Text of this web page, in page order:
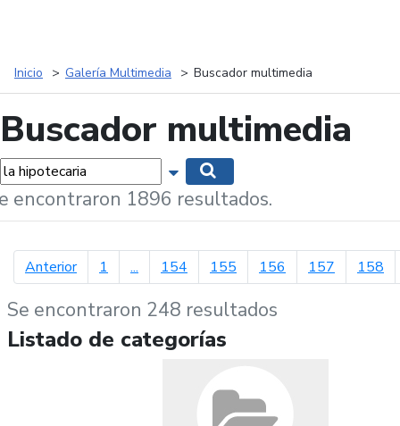
Inicio Galería Multimedia Buscador multimedia
Buscador multimedia
Mostrar opciones de búsqueda
encontraron 1896 resultados.
Anteriorpágina anterior
1 ... 154 155 156 157 158
Se encontraron 248 resultados
Listado de categorías